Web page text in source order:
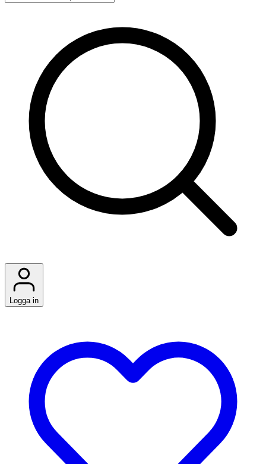
Logga in